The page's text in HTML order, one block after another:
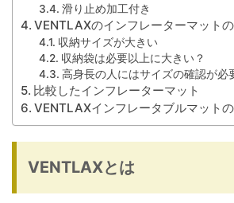
滑り止め加工付き
VENTLAXのインフレーターマット
収納サイズが大きい
収納袋は必要以上に大きい？
高身長の人にはサイズの確認が必
比較したインフレーターマット
VENTLAXインフレータブルマット
VENTLAXとは